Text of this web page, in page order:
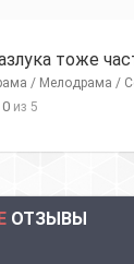
тоже
/ Мелодрама /
из 5
ОТЗЫВЫ